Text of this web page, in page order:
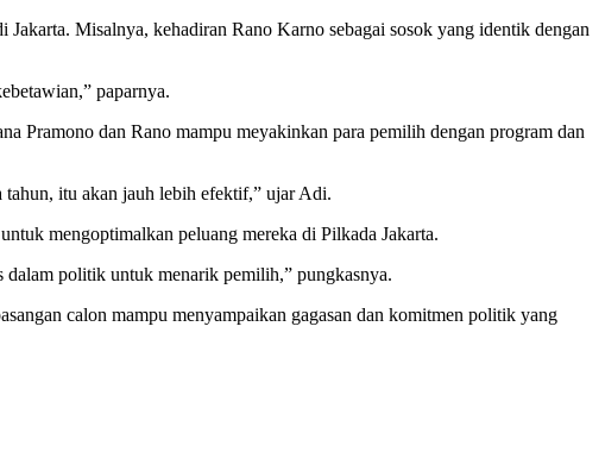
Misalnya, kehadiran Rano Karno sebagai sosok yang identik dengan
paparnya.
Pramono dan Rano mampu meyakinkan para pemilih dengan program dan
tahun, itu akan jauh lebih efektif,” ujar Adi.
mengoptimalkan peluang mereka di Pilkada Jakarta.
politik untuk menarik pemilih,” pungkasnya.
calon mampu menyampaikan gagasan dan komitmen politik yang